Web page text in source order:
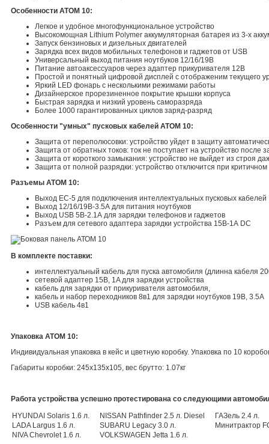
Особенности АТОМ 10:
Легкое и удобное многофункциональное устройство
Высокомощная Lithium Polymer аккумуляторная батарея из 3-х
Запуск бензиновых и дизельных двигателей
Зарядка всех видов мобильных телефонов и гаджетов от USB
Универсальный выход питания ноутбуков 12/16/19В
Питание автоаксессуаров через адаптер прикуривателя 12В
Простой и понятный цифровой дисплей с отображеним текущего
Яркий LED фонарь с несколькими режимами работы
Дизайнерское прорезиненное покрытие крышки корпуса
Быстрая зарядка и низкий уровень саморазряда
Более 1000 гарантированных циклов заряд-разряд
Особенности "умных" пусковых кабелей ATOM 10:
Защита от переполюсовки: устройство уйдет в защиту
Защита от обратных токов: ток не поступает на устройство после
Защита от короткого замыкания: устройство не выйдет из строя
Защита от полной разрядки: устройство отключится при
Разъемы ATOM 10:
Выход EC-5 для подключения интеллектуальных пусковых кабелей
Выход 12/16/19В-3.5А для питания ноутбуков
Выход USB 5В-2.1А для зарядки телефонов и гаджетов
Разъем для сетевого адаптера зарядки устройства 15В-1А DC
В комплекте поставки:
интеллектуальный кабель для пуска автомобиля (длинна кабеля
сетевой адаптер 15В, 1A для зарядки устройства
кабель для зарядки от прикуривателя автомобиля,
кабель и набор переходников 8в1 для зарядки ноутбуков 19В, 3.5А
USB кабель 4в1
Упаковка АТОМ 10:
Индивидуальная упаковка в кейс и цветную коробку. Упаковка по 10
Габариты коробки: 245х135х105, вес брутто: 1.07кг
Работа устройства успешно протестирована со следующими
HYUNDAI Solaris 1.6 л.
NISSAN Pathfinder 2.5 л. Diesel
ГАЗель 2.4 л.
LADA Largus 1.6 л.
SUBARU Legacy 3.0 л.
Минитрактор
NIVA Chevrolet 1.6 л.
VOLKSWAGEN Jetta 1.6 л.